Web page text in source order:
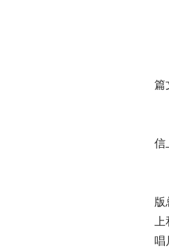
篇
信
版
唱